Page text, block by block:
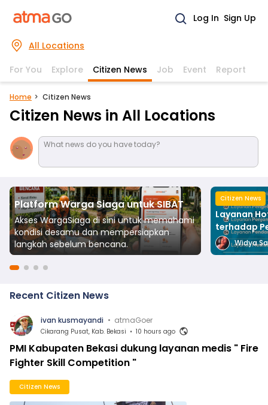
Log In Sign Up
All Locations
For You Explore Citizen News Job Event Report
Home Citizen News
Citizen News in All Locations
What news do you have today?
Platform Warga Siaga untuk SIBAT
Akses WargaSiaga di sini untuk memahami
kondisi desamu dan mempersiapkan
langkah sebelum bencana.
Citizen News
Layanan
terhadap
Widya
Recent Citizen News
ivan kusmayandi • atmaGoer
Cikarang Pusat, Kab. Bekasi • 10 hours ago
PMI Kabupaten Bekasi dukung layanan medis " Fire
Fighter Skill Competition "
Citizen News